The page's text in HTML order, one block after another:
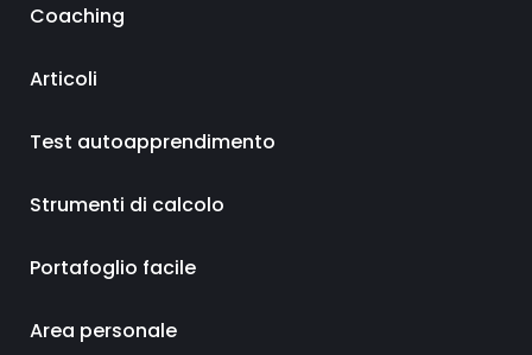
Coaching
Articoli
Test autoapprendimento
Strumenti di calcolo
Portafoglio facile
Area personale